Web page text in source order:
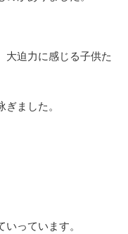
大迫力に感じる子供た
ました。
っています。